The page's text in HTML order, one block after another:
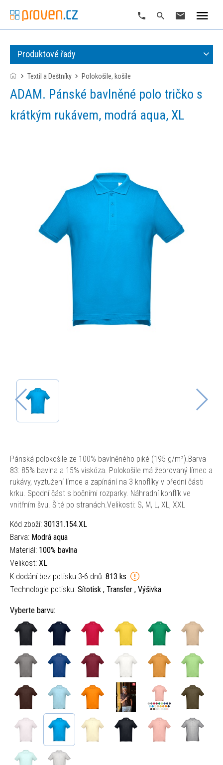
Produktové řady
Textil a Deštníky polokošile, košile
ADAM. Pánské bavlněné polo tričko s
krátkým rukávem, modrá aqua, XL
Pánská polokošile ze 100% bavlněného piké (195 g/m²).Barva
83: 85% bavlna a 15% viskóza. Polokošile má žebrovaný límec a
rukávy, vyztužení límce a zapínání na 3 knoflíky v přední části
krku. Spodní část s bočními rozparky. Náhradní konflík ve
vnitřním švu. Šité po stranách.Velikosti: S, M, L, XL, XXL
Kód zboží: 30131.154.XL
Barva: Modrá aqua
Materiál: 100% bavlna
Velikost: XL
K dodání bez potisku 3-6 dnů: 813 ks
Technologie potisku: Sítotisk , Transfer , Výšivka
Vyberte barvu: